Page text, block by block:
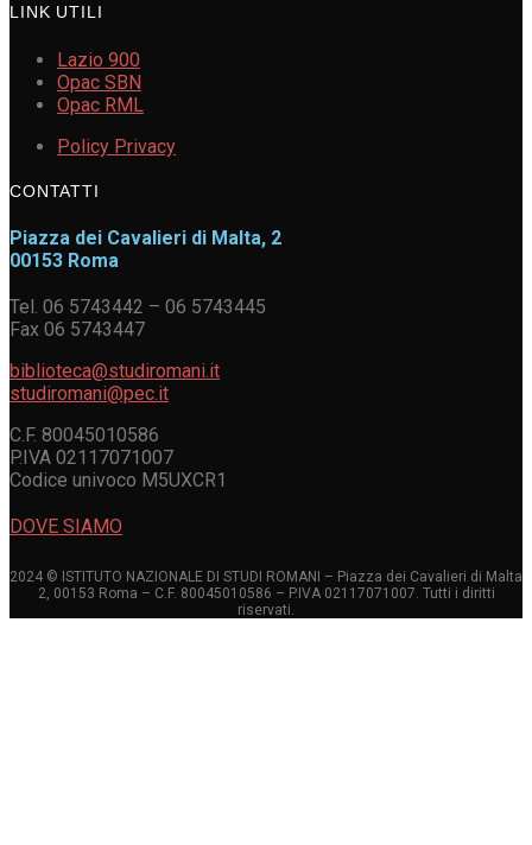
LINK UTILI
Lazio 900
Opac SBN
Opac RML
Policy Privacy
CONTATTI
Piazza dei Cavalieri di Malta, 2
00153 Roma
Tel. 06 5743442 – 06 5743445
Fax 06 5743447
biblioteca@studiromani.it
studiromani@pec.it
C.F. 80045010586
P.IVA 02117071007
Codice univoco M5UXCR1
DOVE SIAMO
2024 © ISTITUTO NAZIONALE DI STUDI ROMANI – Piazza dei Cavalieri di Malta
2, 00153 Roma – C.F. 80045010586 – P.IVA 02117071007. Tutti i diritti
riservati.